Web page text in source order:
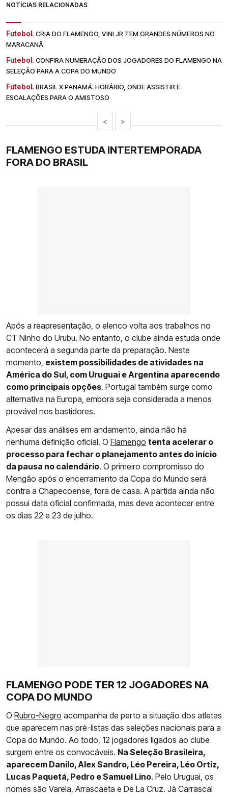
NOTÍCIAS RELACIONADAS
Futebol. CRIA DO FLAMENGO, VINI JR TEM GRANDES NÚMEROS NO
MARACANÃ
Futebol. CONFIRA NUMERAÇÃO DOS JOGADORES DO FLAMENGO NA
SELEÇÃO PARA A COPA DO MUNDO
Futebol. BRASIL X PANAMÁ: HORÁRIO, ONDE ASSISTIR E
ESCALAÇÕES PARA O AMISTOSO
< >
FLAMENGO ESTUDA INTERTEMPORADA
FORA DO BRASIL
Após a reapresentação, o elenco volta aos trabalhos no
CT Ninho do Urubu. No entanto, o clube ainda estuda onde
acontecerá a segunda parte da preparação. Neste
momento, existem possibilidades de atividades na
América do Sul, com Uruguai e Argentina aparecendo
como principais opções. Portugal também surge como
alternativa na Europa, embora seja considerada a menos
provável nos bastidores.
Apesar das análises em andamento, ainda não há
nenhuma definição oficial. O Flamengo tenta acelerar o
processo para fechar o planejamento antes do início
da pausa no calendário. O primeiro compromisso do
Mengão após o encerramento da Copa do Mundo será
contra a Chapecoense, fora de casa. A partida ainda não
possui data oficial confirmada, mas deve acontecer entre
os dias 22 e 23 de julho.
FLAMENGO PODE TER 12 JOGADORES NA
COPA DO MUNDO
O Rubro-Negro acompanha de perto a situação dos atletas
que aparecem nas pré-listas das seleções nacionais para a
Copa do Mundo. Ao todo, 12 jogadores ligados ao clube
surgem entre os convocáveis. Na Seleção Brasileira,
aparecem Danilo, Alex Sandro, Léo Pereira, Léo Ortiz,
Lucas Paquetá, Pedro e Samuel Lino. Pelo Uruguai, os
nomes são Varela, Arrascaeta e De La Cruz. Já Carrascal